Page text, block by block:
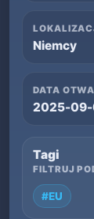
Niemcy
DATA
2025-
Tagi
FILTRUJ
#EU